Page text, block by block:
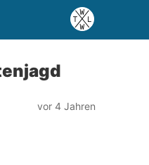
vor 4 Jahren